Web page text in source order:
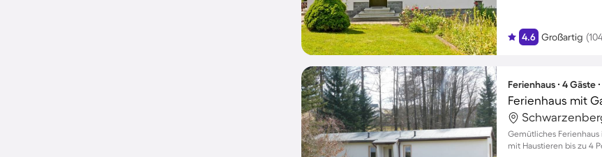
4.6 Großartig
Ferienhaus ∙ 4 Gäste
Ferienhaus mit
Gemütliches
mit Haustieren bis zu 4